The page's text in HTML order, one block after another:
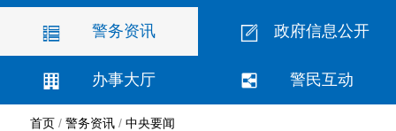
警务资讯 政府信息公开
办事大厅 警民互动
首页 / 警务资讯 / 中央要闻